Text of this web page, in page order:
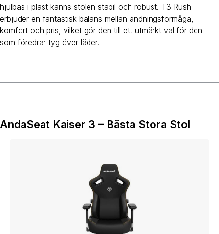
hjulbas i plast känns stolen stabil och robust. T3 Rush
erbjuder en fantastisk balans mellan andningsförmåga,
komfort och pris, vilket gör den till ett utmärkt val för den
som föredrar tyg över läder.
AndaSeat Kaiser 3 – Bästa Stora Stol